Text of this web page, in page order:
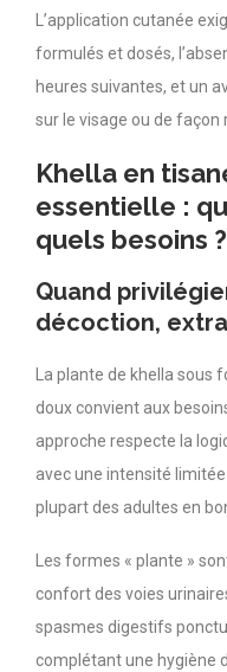
L’application cutanée
formulés et dosés,
heures suivantes, et un
sur le visage ou de façon
Khella en
essentielle :
quels besoins ?
Quand
décoction,
La plante de khella sous
doux convient aux
approche respecte la
avec une intensité
plupart des adultes en
Les formes « plante »
confort des voies
spasmes digestifs
complétant une hygiène